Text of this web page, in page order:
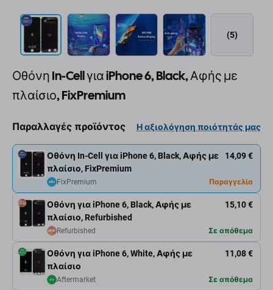
(5)
Οθόνη In-Cell για iPhone 6, Black, Αφής με
πλαίσιο, FixPremium
Παραλλαγές προϊόντος Η αξιολόγηση ποιότητάς μας
Οθόνη In-Cell για iPhone 6, Black, Αφής με
πλαίσιο, FixPremium
14,09 €
FixPremium Παραγγελία
Οθόνη για iPhone 6, Black, Αφής με
πλαίσιο, Refurbished
15,10 €
Refurbished Σε απόθεμα
Οθόνη για iPhone 6, White, Αφής με
πλαίσιο
11,08 €
Aftermarket Σε απόθεμα